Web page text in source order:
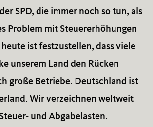
SPD, die immer noch so tun, als
Problem mit Steuererhöhungen
ist festzustellen, dass viele
unserem Land den Rücken
große Betriebe. Deutschland ist
Wir verzeichnen weltweit
und Abgabelasten.